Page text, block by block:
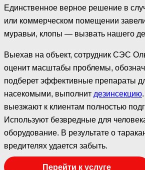
Единственное верное решение в
или коммерческом помещении
муравьи, клопы — вызвать нашего
Выехав на объект, сотрудник СЭС
оценит масштабы проблемы,
подберет эффективные препараты
насекомыми, выполнит дезинсекцию
выезжают к клиентам полностью
Используют безвредные для
оборудование. В результате о
вредителях удается забыть.
Перейти к услуге